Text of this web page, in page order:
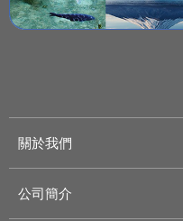
關於我們
公司簡介